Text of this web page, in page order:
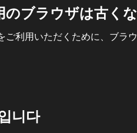
ブラウザは古く
利用いただくために、ブラ
니다